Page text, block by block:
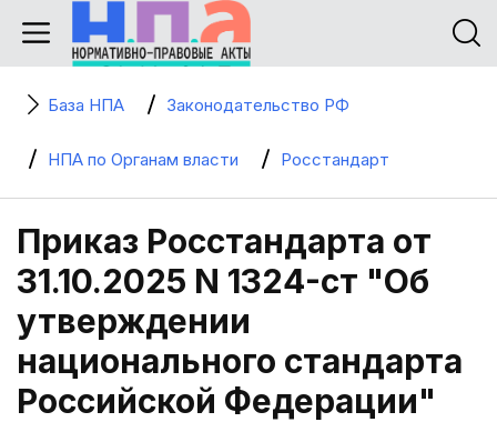
База НПА Законодательство РФ
НПА по Органам власти Росстандарт
Приказ Росстандарта от
31.10.2025 N 1324-ст "Об
утверждении
национального стандарта
Российской Федерации"